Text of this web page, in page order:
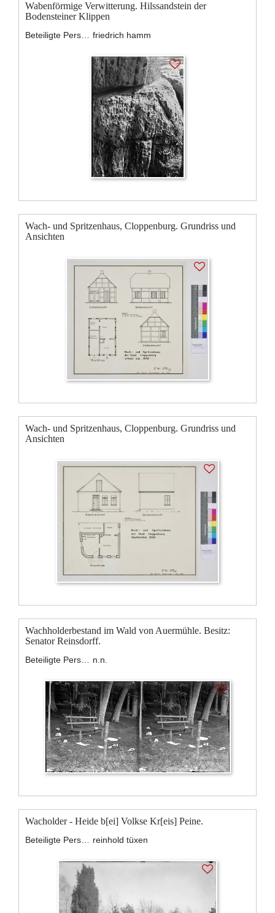
Wabenförmige Verwitterung. Hilssandstein der
Bodensteiner Klippen
friedrich hamm
Wach- und Spritzenhaus, Cloppenburg. Grundriss und
Ansichten
Wach- und Spritzenhaus, Cloppenburg. Grundriss und
Ansichten
Wachholderbestand im Wald von Auermühle. Besitz:
Senator Reinsdorff.
n.n.
Wacholder - Heide b[ei] Volkse Kr[eis] Peine.
reinhold tüxen